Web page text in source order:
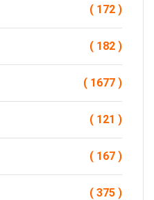
( 172 )
( 182 )
( 1677 )
( 121 )
( 167 )
( 375 )